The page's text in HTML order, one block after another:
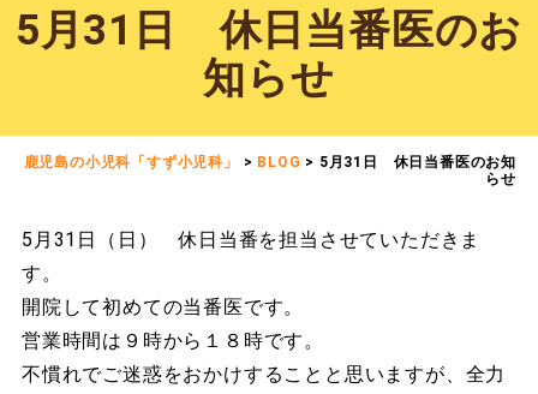
5月31日 休日当番医のお
知らせ
鹿児島の小児科「すず小児科」 > BLOG > 5月31日 休日当番医のお知
らせ
5月31日（日） 休日当番を担当させていただきま
す。
開院して初めての当番医です。
営業時間は９時から１８時です。
不慣れでご迷惑をおかけすることと思いますが、全力